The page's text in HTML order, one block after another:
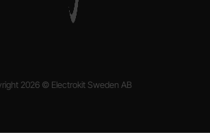
2026 © Electrokit Sweden AB